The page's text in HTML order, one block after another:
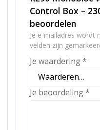
Control Box –
beoordelen
Je e-mailadres wordt
velden zijn
Je waardering*
Je beoordeling*